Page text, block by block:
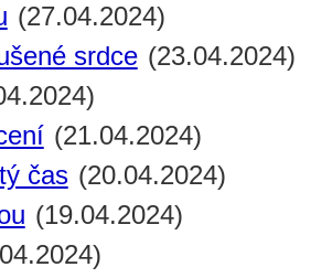
(27.04.2024)
srdce (23.04.2024)
(21.04.2024)
čas (20.04.2024)
(19.04.2024)